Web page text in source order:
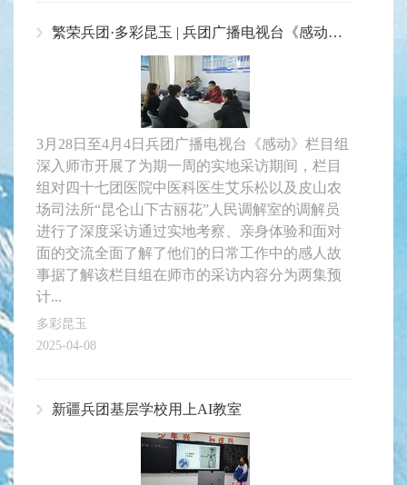
繁荣兵团·多彩昆玉 | 兵团广播电视台《感动》栏目组走进师市：探寻平凡中的伟大
3月28日至4月4日兵团广播电视台《感动》栏目组
深入师市开展了为期一周的实地采访期间，栏目
组对四十七团医院中医科医生艾乐松以及皮山农
场司法所“昆仑山下古丽花”人民调解室的调解员
进行了深度采访通过实地考察、亲身体验和面对
面的交流全面了解了他们的日常工作中的感人故
事据了解该栏目组在师市的采访内容分为两集预
计...
多彩昆玉
2025-04-08
新疆兵团基层学校用上AI教室